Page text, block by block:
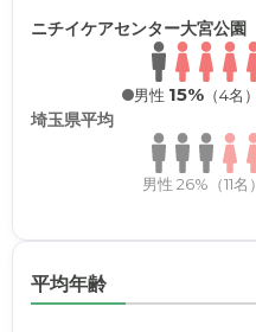
ニチイケアセンター大宮公園
男性 15%（4名）
埼玉県平均
男性 26%（11名）
平均年齢